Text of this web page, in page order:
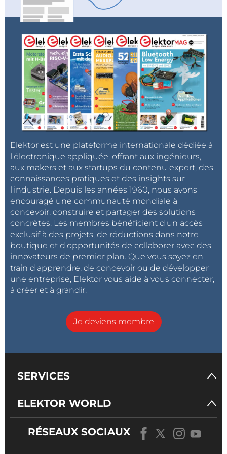
traditionnels et fibres optiques) – en fonction du
module utilisé.
Model SW-584Des paramètres impressionnants, une
variété de versions et la possibilité d’adapter SFP font
des commutateurs Brainboxes une solution idéale
pour la construction de réseaux industriels – rapides,
modernes et évolutifs.
Spécification
Type de module industrielcommutateur Ethernet
Genre de module :
non géré
Nombre de ports* :
4 ou 5
Taux de transfert de
données :
10 Mbps, 100 Mbps, 1 Gbps
Montage* :
encastré, rail DIN, vis
Type de connecteur* :
RJ45, SFP
Matériau du boîtier :
plastique
Classe d’étanchéité* :
IP00, IP20, IP30
Température de
* selon le modèle
commutateurs-gigabit-ethernet-de-brainboxes/
Elektor est une plateforme internationale dédiée à
l'électronique appliquée, offrant aux ingénieurs,
aux makers et aux startups du contenu expert, des
connaissances pratiques et des insights sur
l'industrie. Depuis les années 1960, nous avons
encouragé une communauté mondiale à
concevoir, construire et partager des solutions
concrètes. Les membres bénéficient d'un accès
exclusif à des projets, de réductions dans notre
boutique et d'opportunités de collaborer avec des
innovateurs de premier plan. Que vous soyez en
train d'apprendre, de concevoir ou de développer
une entreprise, Elektor vous aide à vous connecter,
à créer et à grandir.
Je deviens membre
SERVICES
ELEKTOR WORLD
RÉSEAUX SOCIAUX